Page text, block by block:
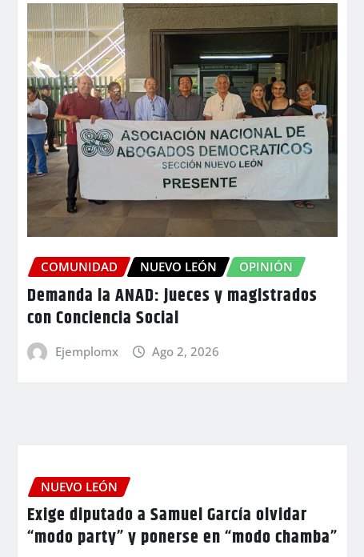
COMUNIDAD NUEVO LEÓN OPINIÓN
Demanda la ANAD: jueces y magistrados
con Conciencia Social
Ejemplomx Ago 2, 2026
NUEVO LEÓN
Exige diputado a Samuel García olvidar
“modo party” y ponerse en “modo chamba”